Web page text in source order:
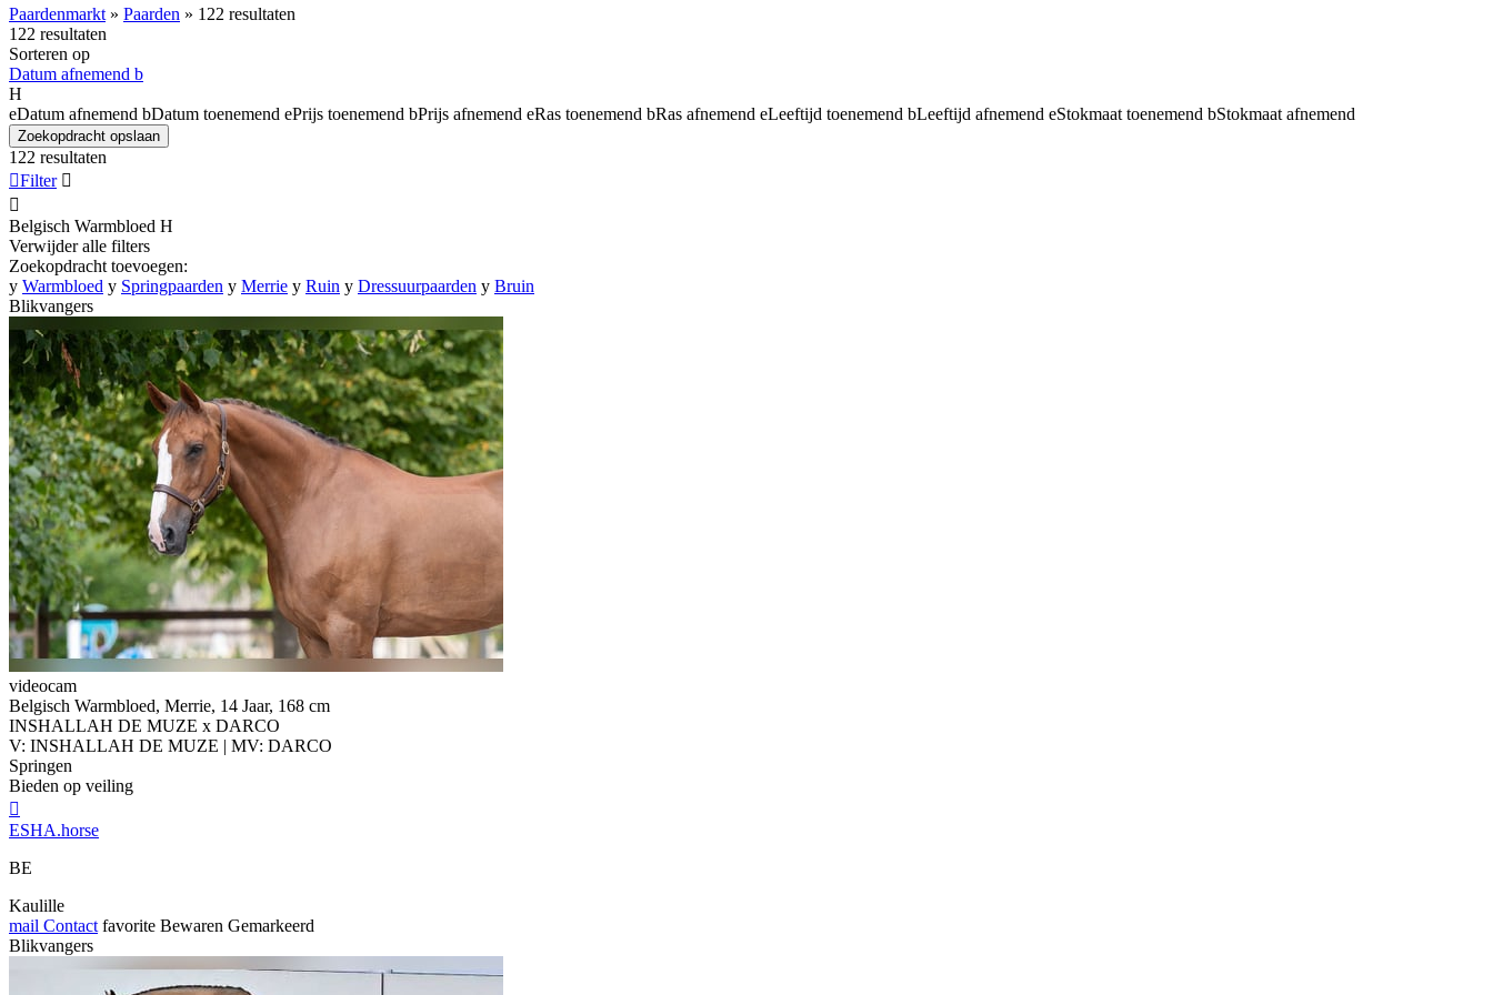
Paardenmarkt » Paarden » 122 resultaten
122 resultaten
Sorteren op
Datum afnemend b
H
eDatum afnemend bDatum toenemend ePrijs toenemend bPrijs afnemend eRas toenemend bRas afnemend eLeeftijd toenemend bLeeftijd afnemend eStokmaat toenemend bStokmaat afnemend
Zoekopdracht opslaan
122 resultaten
Filter 

Belgisch Warmbloed H
Verwijder alle filters
Zoekopdracht toevoegen:
y Warmbloed y Springpaarden y Merrie y Ruin y Dressuurpaarden y Bruin
Blikvangers
videocam
Belgisch Warmbloed, Merrie, 14 Jaar, 168 cm
INSHALLAH DE MUZE x DARCO
V: INSHALLAH DE MUZE | MV: DARCO
Springen
Bieden op veiling

ESHA.horse
BE
Kaulille
mail Contact favorite Bewaren Gemarkeerd
Blikvangers